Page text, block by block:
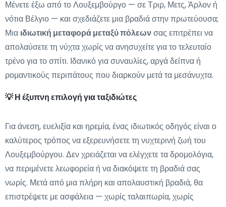
Μένετε έξω από το Λουξεμβούργο — σε Τριρ, Μετς, Άρλον ή
νότια Βέλγιο — και σχεδιάζετε μια βραδιά στην πρωτεύουσα;
Μια ιδιωτική μεταφορά μεταξύ πόλεωνσας επιτρέπει να
απολαύσετε τη νύχτα χωρίς να ανησυχείτε για το τελευταίο
τρένο για το σπίτι. Ιδανικό για συναυλίες, αργά δείπνα ή
ρομαντικούς περιπάτους που διαρκούν μετά τα μεσάνυχτα.
💡 Η έξυπνη επιλογή για ταξιδιώτες
Για άνεση, ευελιξία και ηρεμία, ένας ιδιωτικός οδηγός είναι ο
καλύτερος τρόπος να εξερευνήσετε τη νυχτερινή ζωή του
Λουξεμβούργου. Δεν χρειάζεται να ελέγχετε τα δρομολόγια,
να περιμένετε λεωφορεία ή να διακόψετε τη βραδιά σας
νωρίς. Μετά από μια πλήρη και απολαυστική βραδιά, θα
επιστρέψετε με ασφάλεια — χωρίς ταλαιπωρία, χωρίς